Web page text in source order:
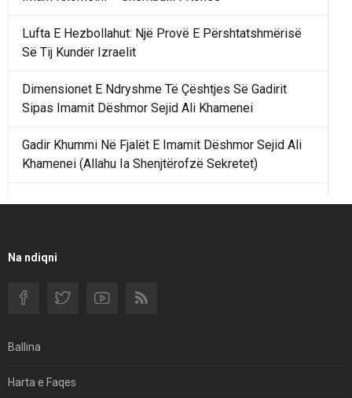
Lufta E Hezbollahut: Një Provë E Përshtatshmërisë
Së Tij Kundër Izraelit
Dimensionet E Ndryshme Të Çështjes Së Gadirit
Sipas Imamit Dëshmor Sejid Ali Khamenei
Gadir Khummi Në Fjalët E Imamit Dëshmor Sejid Ali
Khamenei (Allahu Ia Shenjtërofzë Sekretet)
Filmi I Shkurtër Iranian “Pasta Alfredo” Ka Udhëtuar
Na ndiqni
Ballina
Harta e Faqes